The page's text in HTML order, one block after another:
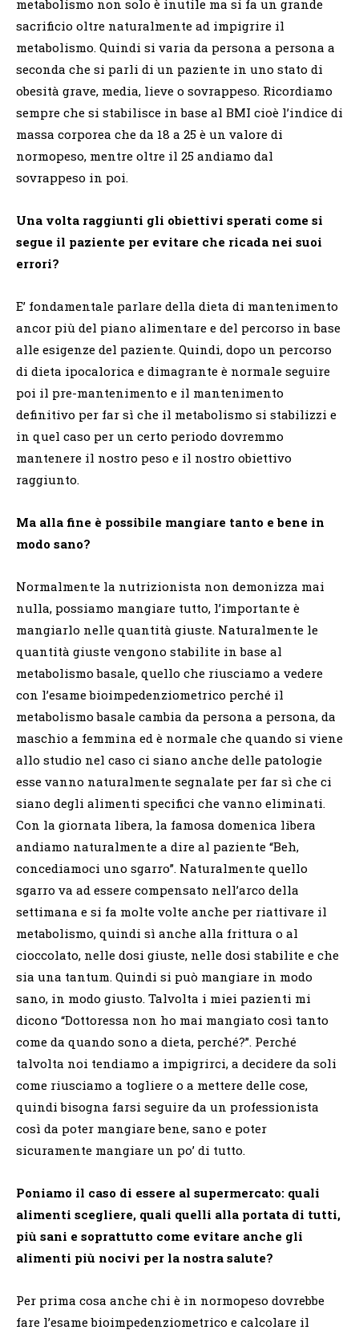
metabolismo non solo è inutile ma si fa un grande
sacrificio oltre naturalmente ad impigrire il
metabolismo. Quindi si varia da persona a persona a
seconda che si parli di un paziente in uno stato di
obesità grave, media, lieve o sovrappeso. Ricordiamo
sempre che si stabilisce in base al BMI cioè l’indice di
massa corporea che da 18 a 25 è un valore di
normopeso, mentre oltre il 25 andiamo dal
sovrappeso in poi.
Una volta raggiunti gli obiettivi sperati come si
segue il paziente per evitare che ricada nei suoi
errori?
E’ fondamentale parlare della dieta di mantenimento
ancor più del piano alimentare e del percorso in base
alle esigenze del paziente. Quindi, dopo un percorso
di dieta ipocalorica e dimagrante è normale seguire
poi il pre-mantenimento e il mantenimento
definitivo per far sì che il metabolismo si stabilizzi e
in quel caso per un certo periodo dovremmo
mantenere il nostro peso e il nostro obiettivo
raggiunto.
Ma alla fine è possibile mangiare tanto e bene in
modo sano?
Normalmente la nutrizionista non demonizza mai
nulla, possiamo mangiare tutto, l’importante è
mangiarlo nelle quantità giuste. Naturalmente le
quantità giuste vengono stabilite in base al
metabolismo basale, quello che riusciamo a vedere
con l’esame bioimpedenziometrico perché il
metabolismo basale cambia da persona a persona, da
maschio a femmina ed è normale che quando si viene
allo studio nel caso ci siano anche delle patologie
esse vanno naturalmente segnalate per far sì che ci
siano degli alimenti specifici che vanno eliminati.
Con la giornata libera, la famosa domenica libera
andiamo naturalmente a dire al paziente “Beh,
concediamoci uno sgarro”. Naturalmente quello
sgarro va ad essere compensato nell’arco della
settimana e si fa molte volte anche per riattivare il
metabolismo, quindi sì anche alla frittura o al
cioccolato, nelle dosi giuste, nelle dosi stabilite e che
sia una tantum. Quindi si può mangiare in modo
sano, in modo giusto. Talvolta i miei pazienti mi
dicono “Dottoressa non ho mai mangiato così tanto
come da quando sono a dieta, perché?”. Perché
talvolta noi tendiamo a impigrirci, a decidere da soli
come riusciamo a togliere o a mettere delle cose,
quindi bisogna farsi seguire da un professionista
così da poter mangiare bene, sano e poter
sicuramente mangiare un po’ di tutto.
Poniamo il caso di essere al supermercato: quali
alimenti scegliere, quali quelli alla portata di tutti,
più sani e soprattutto come evitare anche gli
alimenti più nocivi per la nostra salute?
Per prima cosa anche chi è in normopeso dovrebbe
fare l’esame bioimpedenziometrico e calcolare il